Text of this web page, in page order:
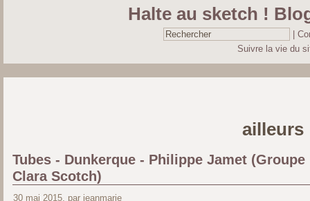
Halte au sketch !
Suivre la vie du
ailleurs
Tubes - Dunkerque - Philippe Jamet (Groupe
Clara Scotch)
30 mai 2015, par jeanmarie